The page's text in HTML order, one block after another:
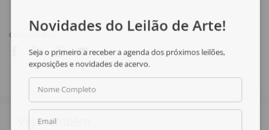
Compartilhar
Veja também
Novidades do Leilão de Arte!
Seja o primeiro a receber a agenda dos próximos leilões,
exposições e novidades de acervo.
Nome Completo
Email